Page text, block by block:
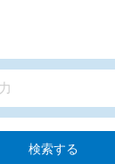
検索する